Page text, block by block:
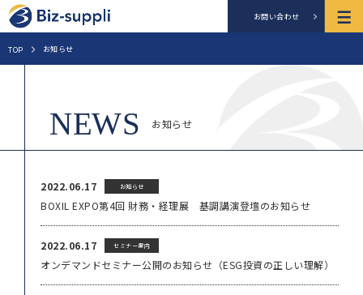
お問い合わせ
TOP お知らせ
お知らせ
2022.06.17 お知らせ
BOXIL EXPO第4回 財務・経理展 基調講演登壇のお知らせ
2022.06.17 セミナー案内
オンデマンドセミナー公開のお知らせ（ESG投資の正しい理解）